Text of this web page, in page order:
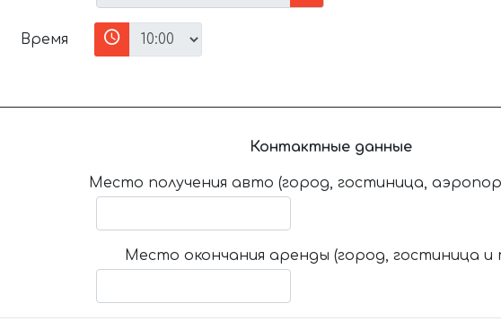
Время
Контактные данные
Место получения авто (город, гостиница,
Место окончания аренды (город, гостиница и